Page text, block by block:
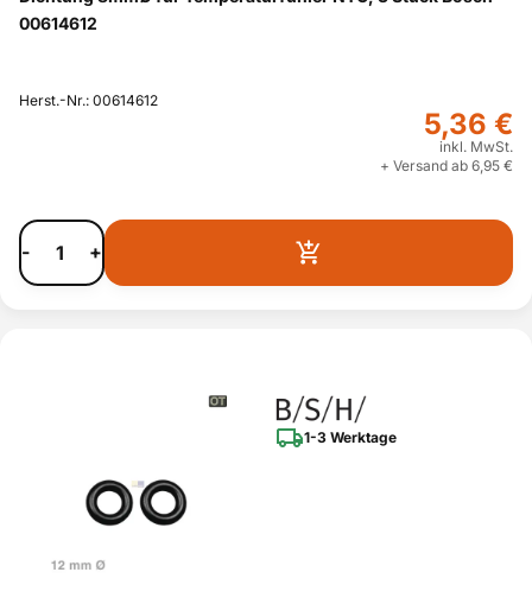
00614612
Herst.-Nr.: 00614612
5,36 €
inkl. MwSt.
+ Versand ab 6,95 €
- +
1-3 Werktage